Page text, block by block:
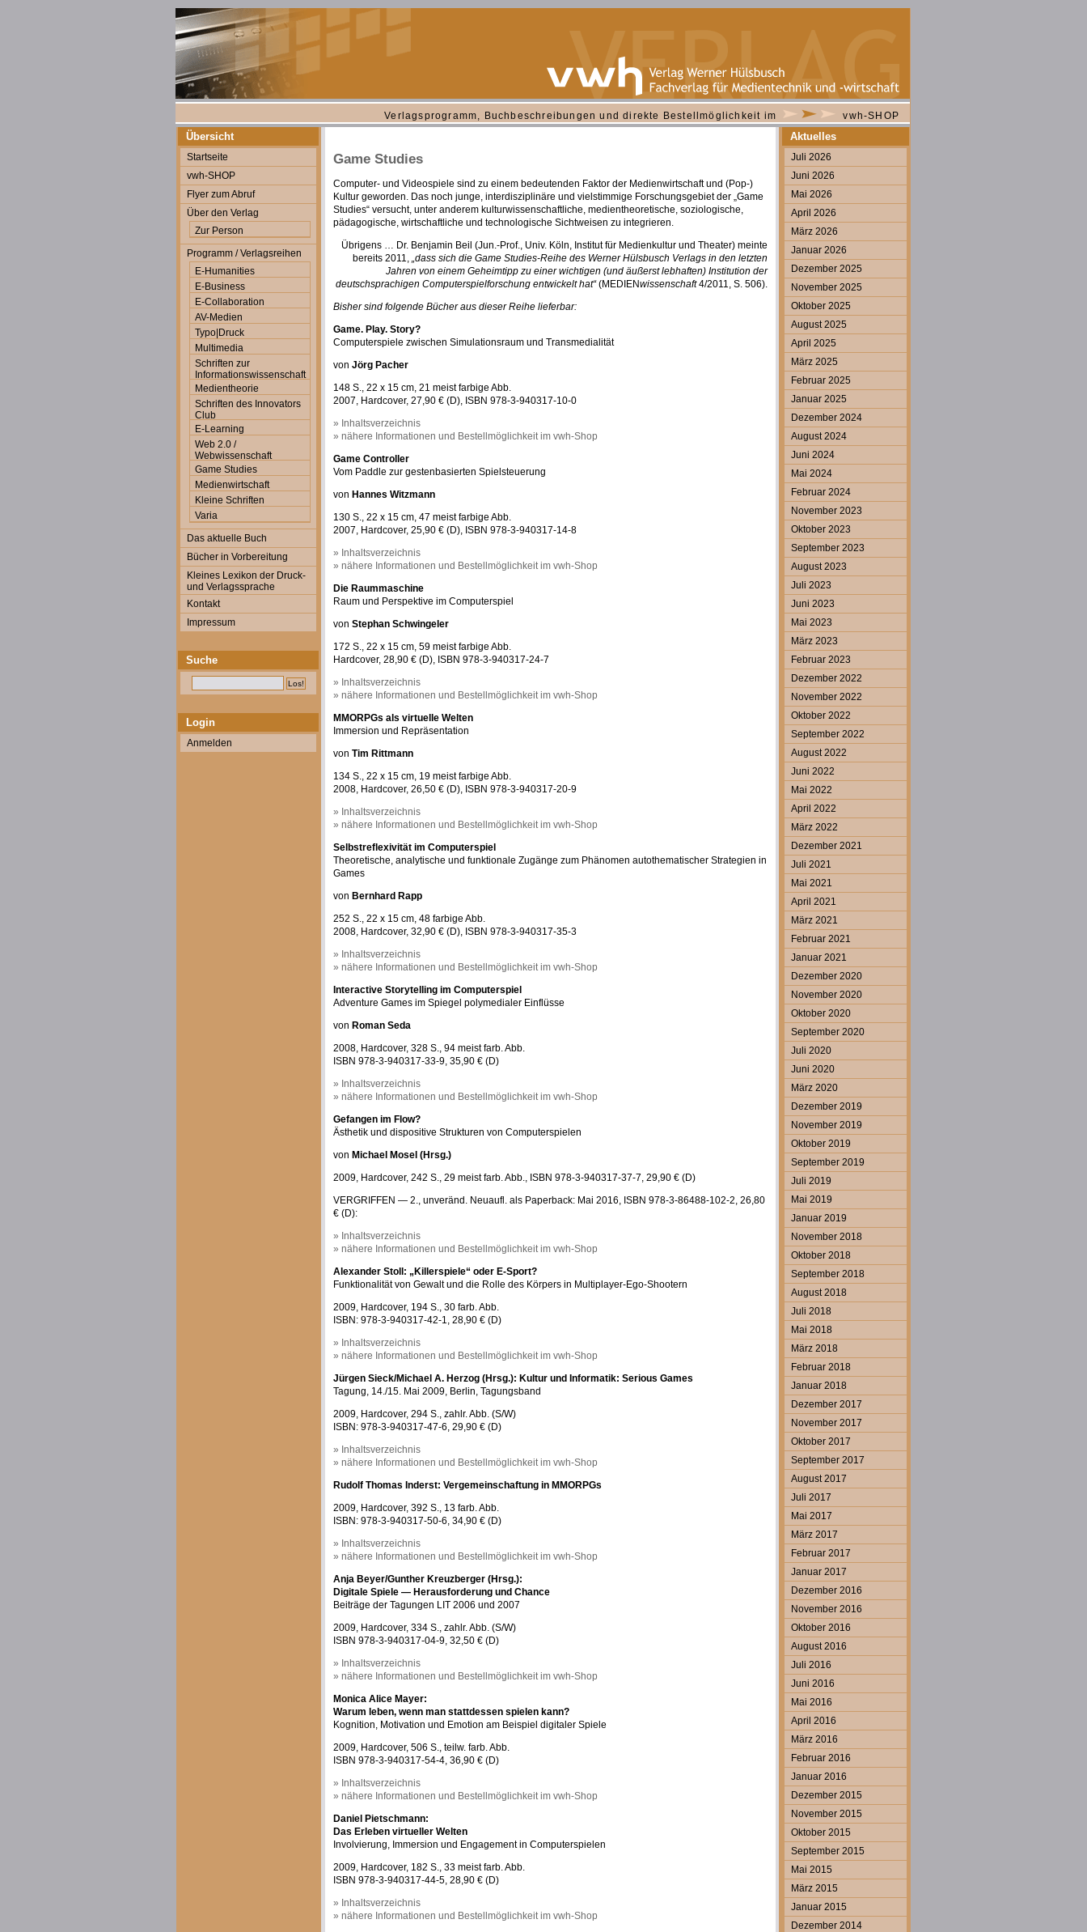
Verlagsprogramm, Buchbeschreibungen und direkte Bestellmöglichkeit im vwh-SHOP
Übersicht
Startseite
vwh-SHOP
Flyer zum Abruf
Über den Verlag
Zur Person
Programm / Verlagsreihen
E-Humanities
E-Business
E-Collaboration
AV-Medien
Typo|Druck
Multimedia
Schriften zur
Informationswissenschaft
Medientheorie
Schriften des Innovators
Club
E-Learning
Web 2.0 /
Webwissenschaft
Game Studies
Medienwirtschaft
Kleine Schriften
Varia
Das aktuelle Buch
Bücher in Vorbereitung
Kleines Lexikon der Druck-
und Verlagssprache
Kontakt
Impressum
Suche
Login
Anmelden
Game Studies
Computer- und Videospiele sind zu einem bedeutenden Faktor der Medienwirtschaft und (Pop-)
Kultur geworden. Das noch junge, interdisziplinäre und vielstimmige Forschungsgebiet der „Game
Studies“ versucht, unter anderem kulturwissenschaftliche, medientheoretische, soziologische,
pädagogische, wirtschaftliche und technologische Sichtweisen zu integrieren.
Übrigens … Dr. Benjamin Beil (Jun.-Prof., Univ. Köln, Institut für Medienkultur und Theater) meinte
bereits 2011, „dass sich die Game Studies-Reihe des Werner Hülsbusch Verlags in den letzten
Jahren von einem Geheimtipp zu einer wichtigen (und äußerst lebhaften) Institution der
deutschsprachigen Computerspielforschung entwickelt hat“(MEDIENwissenschaft4/2011, S. 506).
Bisher sind folgende Bücher aus dieser Reihe lieferbar:
Game. Play. Story?
Computerspiele zwischen Simulationsraum und Transmedialität
von Jörg Pacher
148 S., 22 x 15 cm, 21 meist farbige Abb.
2007, Hardcover, 27,90 € (D), ISBN 978-3-940317-10-0
» Inhaltsverzeichnis
» nähere Informationen und Bestellmöglichkeit im vwh-Shop
Game Controller
Vom Paddle zur gestenbasierten Spielsteuerung
von Hannes Witzmann
130 S., 22 x 15 cm, 47 meist farbige Abb.
2007, Hardcover, 25,90 € (D), ISBN 978-3-940317-14-8
» Inhaltsverzeichnis
» nähere Informationen und Bestellmöglichkeit im vwh-Shop
Die Raummaschine
Raum und Perspektive im Computerspiel
von Stephan Schwingeler
172 S., 22 x 15 cm, 59 meist farbige Abb.
Hardcover, 28,90 € (D), ISBN 978-3-940317-24-7
» Inhaltsverzeichnis
» nähere Informationen und Bestellmöglichkeit im vwh-Shop
MMORPGs als virtuelle Welten
Immersion und Repräsentation
von Tim Rittmann
134 S., 22 x 15 cm, 19 meist farbige Abb.
2008, Hardcover, 26,50 € (D), ISBN 978-3-940317-20-9
» Inhaltsverzeichnis
» nähere Informationen und Bestellmöglichkeit im vwh-Shop
Selbstreflexivität im Computerspiel
Theoretische, analytische und funktionale Zugänge zum Phänomen autothematischer Strategien in
Games
von Bernhard Rapp
252 S., 22 x 15 cm, 48 farbige Abb.
2008, Hardcover, 32,90 € (D), ISBN 978-3-940317-35-3
» Inhaltsverzeichnis
» nähere Informationen und Bestellmöglichkeit im vwh-Shop
Interactive Storytelling im Computerspiel
Adventure Games im Spiegel polymedialer Einflüsse
von Roman Seda
2008, Hardcover, 328 S., 94 meist farb. Abb.
ISBN 978-3-940317-33-9, 35,90 € (D)
» Inhaltsverzeichnis
» nähere Informationen und Bestellmöglichkeit im vwh-Shop
Gefangen im Flow?
Ästhetik und dispositive Strukturen von Computerspielen
von Michael Mosel (Hrsg.)
2009, Hardcover, 242 S., 29 meist farb. Abb., ISBN 978-3-940317-37-7, 29,90 € (D)
VERGRIFFEN — 2., unveränd. Neuaufl. als Paperback: Mai 2016, ISBN 978-3-86488-102-2, 26,80
€ (D):
» Inhaltsverzeichnis
» nähere Informationen und Bestellmöglichkeit im vwh-Shop
Alexander Stoll: „Killerspiele“ oder E-Sport?
Funktionalität von Gewalt und die Rolle des Körpers in Multiplayer-Ego-Shootern
2009, Hardcover, 194 S., 30 farb. Abb.
ISBN: 978-3-940317-42-1, 28,90 € (D)
» Inhaltsverzeichnis
» nähere Informationen und Bestellmöglichkeit im vwh-Shop
Jürgen Sieck/Michael A. Herzog (Hrsg.): Kultur und Informatik: Serious Games
Tagung, 14./15. Mai 2009, Berlin, Tagungsband
2009, Hardcover, 294 S., zahlr. Abb. (S/W)
ISBN: 978-3-940317-47-6, 29,90 € (D)
» Inhaltsverzeichnis
» nähere Informationen und Bestellmöglichkeit im vwh-Shop
Rudolf Thomas Inderst: Vergemeinschaftung in MMORPGs
2009, Hardcover, 392 S., 13 farb. Abb.
ISBN: 978-3-940317-50-6, 34,90 € (D)
» Inhaltsverzeichnis
» nähere Informationen und Bestellmöglichkeit im vwh-Shop
Anja Beyer/Gunther Kreuzberger (Hrsg.):
Digitale Spiele — Herausforderung und Chance
Beiträge der Tagungen LIT 2006 und 2007
2009, Hardcover, 334 S., zahlr. Abb. (S/W)
ISBN 978-3-940317-04-9, 32,50 € (D)
» Inhaltsverzeichnis
» nähere Informationen und Bestellmöglichkeit im vwh-Shop
Monica Alice Mayer:
Warum leben, wenn man stattdessen spielen kann?
Kognition, Motivation und Emotion am Beispiel digitaler Spiele
2009, Hardcover, 506 S., teilw. farb. Abb.
ISBN 978-3-940317-54-4, 36,90 € (D)
» Inhaltsverzeichnis
» nähere Informationen und Bestellmöglichkeit im vwh-Shop
Daniel Pietschmann:
Das Erleben virtueller Welten
Involvierung, Immersion und Engagement in Computerspielen
2009, Hardcover, 182 S., 33 meist farb. Abb.
ISBN 978-3-940317-44-5, 28,90 € (D)
» Inhaltsverzeichnis
» nähere Informationen und Bestellmöglichkeit im vwh-Shop
Aktuelles
Juli 2026
Juni 2026
Mai 2026
April 2026
März 2026
Januar 2026
Dezember 2025
November 2025
Oktober 2025
August 2025
April 2025
März 2025
Februar 2025
Januar 2025
Dezember 2024
August 2024
Juni 2024
Mai 2024
Februar 2024
November 2023
Oktober 2023
September 2023
August 2023
Juli 2023
Juni 2023
Mai 2023
März 2023
Februar 2023
Dezember 2022
November 2022
Oktober 2022
September 2022
August 2022
Juni 2022
Mai 2022
April 2022
März 2022
Dezember 2021
Juli 2021
Mai 2021
April 2021
März 2021
Februar 2021
Januar 2021
Dezember 2020
November 2020
Oktober 2020
September 2020
Juli 2020
Juni 2020
März 2020
Dezember 2019
November 2019
Oktober 2019
September 2019
Juli 2019
Mai 2019
Januar 2019
November 2018
Oktober 2018
September 2018
August 2018
Juli 2018
Mai 2018
März 2018
Februar 2018
Januar 2018
Dezember 2017
November 2017
Oktober 2017
September 2017
August 2017
Juli 2017
Mai 2017
März 2017
Februar 2017
Januar 2017
Dezember 2016
November 2016
Oktober 2016
August 2016
Juli 2016
Juni 2016
Mai 2016
April 2016
März 2016
Februar 2016
Januar 2016
Dezember 2015
November 2015
Oktober 2015
September 2015
Mai 2015
März 2015
Januar 2015
Dezember 2014